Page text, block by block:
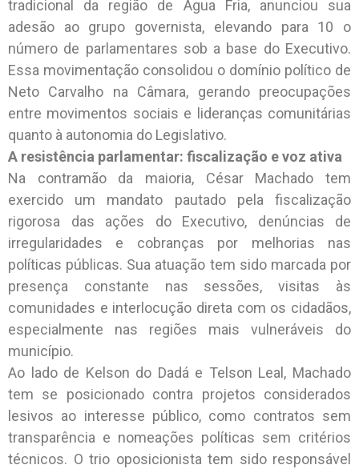
tradicional da região de Água Fria, anunciou sua
adesão ao grupo governista, elevando para 10 o
número de parlamentares sob a base do Executivo.
Essa movimentação consolidou o domínio político de
Neto Carvalho na Câmara, gerando preocupações
entre movimentos sociais e lideranças comunitárias
quanto à autonomia do Legislativo.
A resistência parlamentar: fiscalização e voz ativa
Na contramão da maioria, César Machado tem
exercido um mandato pautado pela fiscalização
rigorosa das ações do Executivo, denúncias de
irregularidades e cobranças por melhorias nas
políticas públicas. Sua atuação tem sido marcada por
presença constante nas sessões, visitas às
comunidades e interlocução direta com os cidadãos,
especialmente nas regiões mais vulneráveis do
município.
Ao lado de Kelson do Dadá e Telson Leal, Machado
tem se posicionado contra projetos considerados
lesivos ao interesse público, como contratos sem
transparência e nomeações políticas sem critérios
técnicos. O trio oposicionista tem sido responsável